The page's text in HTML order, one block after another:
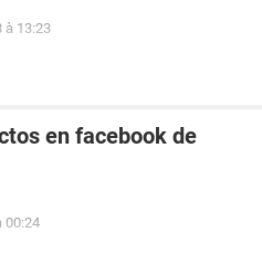
à 13:23
en facebook de
00:24